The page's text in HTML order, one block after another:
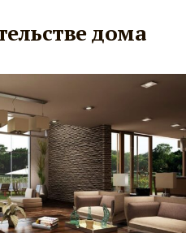
дома